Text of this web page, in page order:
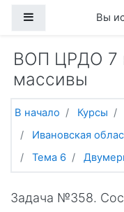
Боковая панель
Вы
ВОП ЦРДО 7
массивы
В начало Курсы
Ивановская
Тема 6
Задача №358.